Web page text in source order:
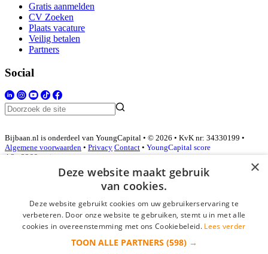
Gratis aanmelden
CV Zoeken
Plaats vacature
Veilig betalen
Partners
Social
Bijbaan.nl is onderdeel van YoungCapital • © 2026 • KvK nr: 34330199 •
Algemene voorwaarden • Privacy Contact • YoungCapital score
4.3 - 3366 reviews
Inloggen als bedrijf
*
×
Deze website maakt gebruik
van cookies.
Deze website gebruikt cookies om uw gebruikerservaring te
verbeteren. Door onze website te gebruiken, stemt u in met alle
cookies in overeenstemming met ons Cookiebeleid. Lees verder
TOON ALLE PARTNERS (598) →